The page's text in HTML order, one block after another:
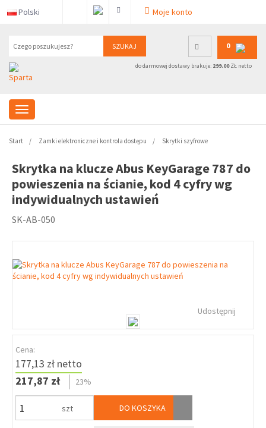
Polski Moje konto
SZUKAJ 0
do darmowej dostawy brakuje: 299.00ZŁ netto
Start Zamki elektroniczne i kontrola dostępu Skrytki szyfrowe
Skrytka na klucze Abus KeyGarage 787 do
powieszenia na ścianie, kod 4 cyfry wg
indywidualnych ustawień
SK-AB-050
Udostępnij
Cena:
177,13 zł netto
217,87 zł
23%
szt DO KOSZYKA